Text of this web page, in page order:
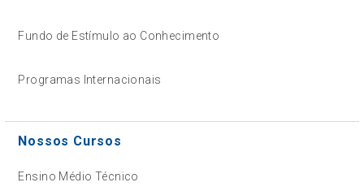
Fundo de Estímulo ao Conhecimento
Programas Internacionais
Nossos Cursos
Ensino Médio Técnico